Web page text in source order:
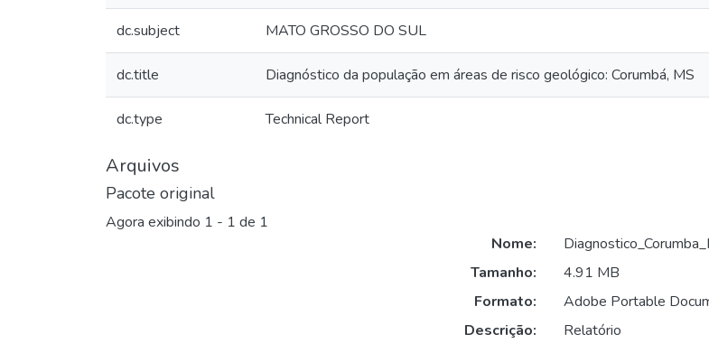
dc.subject MATO GROSSO DO SUL
dc.title Diagnóstico da população em áreas de risco geológico: Corumbá, MS
dc.type Technical Report
Arquivos
Pacote original
Agora exibindo 1 - 1 de 1
Nome:
Tamanho:
4.91 MB
Formato:
Adobe Portable
Descrição:
Relatório